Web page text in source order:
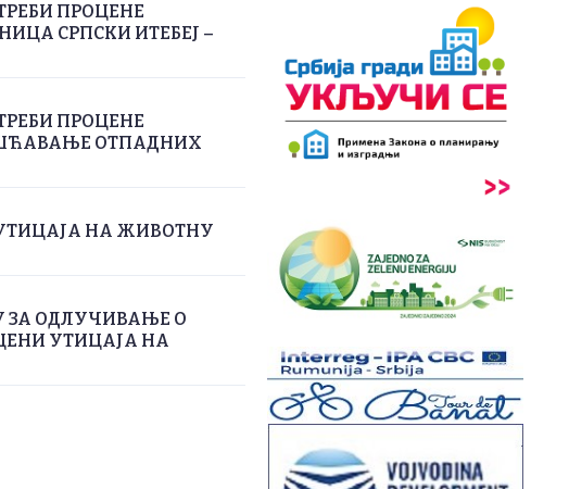
ПРОЦЕНЕ
СРПСКИ ИТЕБЕЈ –
ПРОЦЕНЕ
ОТПАДНИХ
НА ЖИВОТНУ
ЗА ОДЛУЧИВАЊЕ О
УТИЦАЈА НА